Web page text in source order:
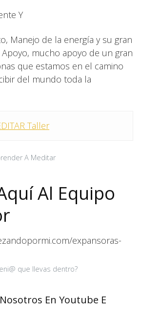
Y
Manejo de la energía y su gran
mucho apoyo de un gran
que estamos en el camino
del mundo toda la
Taller
A Meditar
Al Equipo
expansoras-
que llevas dentro?
En Youtube E